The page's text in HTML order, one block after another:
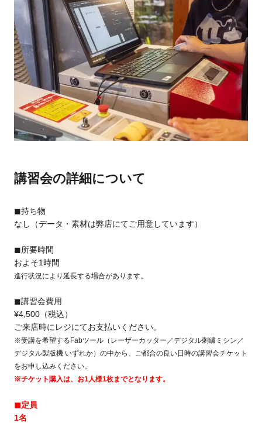
講習会の詳細について
◼︎持ち物
なし（データ・素材は弊店にてご用意しています）
◼︎所要時間
およそ1時間
進行状況により延長する場合があります。
◼︎講習会費用
¥4,500（税込）
ご来店時にレジにてお支払いください。
※受講を希望するFabツール（レーザーカッター／デジタル刺繍ミシン／
デジタル製版機 いずれか）の中から、ご都合の良い日時の講習会チケット
をお申し込みください。
※チケット購入は、お1人様1枚までとなります。
◼︎定員
1名